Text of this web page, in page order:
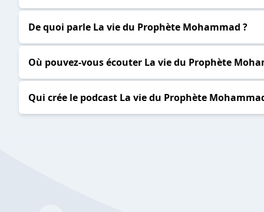
De quoi parle La vie du Prophète Mohammad ?
Où pouvez-vous écouter La vie du Prophète
Qui crée le podcast La vie du Prophète